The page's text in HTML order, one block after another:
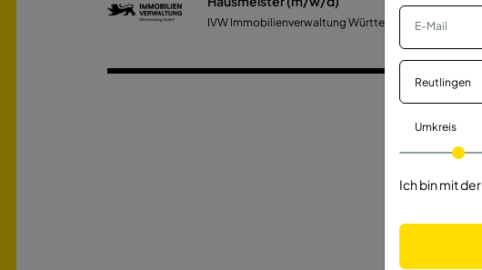
IVW Immobilienverwaltung Württemberg GmbH
Umkreis
Ich bin mit der